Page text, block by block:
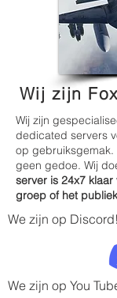
Wij zijn
Wij zijn
dedicated servers
op gebruiksgemak.
geen gedoe. Wij
server is 24x7
groep of het
We zijn op Discord!
We zijn op You